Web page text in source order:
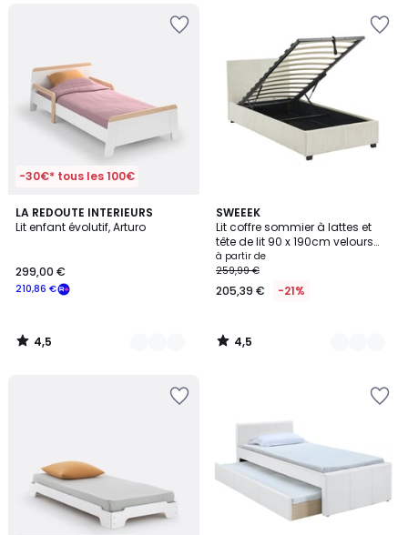
place
189,86
€.
-30€* tous les 100€
LA REDOUTE INTERIEURS
Lit enfant évolutif, Arturo
210,86 €
299,00 €
4,5
/ 5
2
Couleurs
4,5
/
SWEEEK
Lit coffre sommier à lattes et
tête de lit 90 x 190cm velours
côtelé (grosse côte) AVALON
à partir de
259,99 €
205,39 € -21%
4,5
/ 5
3
Couleurs
4,5
/